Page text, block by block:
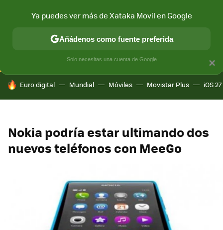
CONECTIVIDAD MÓVIL Y SOCIEDAD APLICACIONES
HOY SE HABLA DE
Euro digital Mundial Móviles Movistar Plus iOS 27
Nokia podría estar ultimando dos
nuevos teléfonos con MeeGo
×
Ya puedes ver más de Xataka Movil en Google
Añádenos como fuente preferida
Solo necesitas una cuenta de Google